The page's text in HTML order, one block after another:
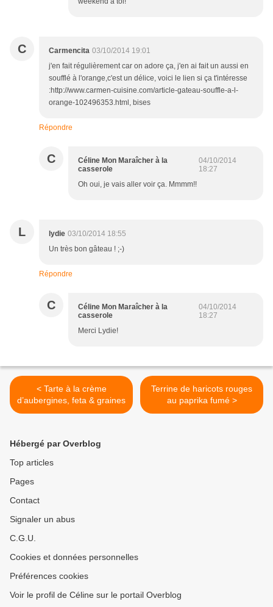
C Carmencita 03/10/2014 19:01
j'en fait régulièrement car on adore ça, j'en ai fait un aussi en
soufflé à l'orange,c'est un délice, voici le lien si ça t'intéresse
:http://www.carmen-cuisine.com/article-gateau-souffle-a-l-
orange-102496353.html, bises
Répondre
C
Céline Mon Maraîcher à la
casserole
04/10/2014
18:27
Oh oui, je vais aller voir ça. Mmmm!!
L lydie 03/10/2014 18:55
Un très bon gâteau ! ;-)
Répondre
C
Céline Mon Maraîcher à la
casserole
04/10/2014
18:27
Merci Lydie!
< Tarte à la crème
d’aubergines, feta & graines
Terrine de haricots rouges
au paprika fumé >
Hébergé par Overblog
Top articles
Pages
Contact
Signaler un abus
C.G.U.
Cookies et données personnelles
Préférences cookies
Voir le profil de Céline sur le portail Overblog